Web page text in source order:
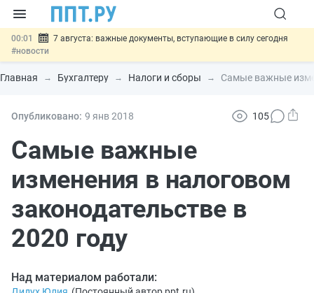
00:01
7 августа: важные документы, вступающие в силу сегодня
#новости
06.08 Минпромторг предложил запретить смешанные лоты
электроники в госзакупках #новости
06.08 Возврат денег за риелторские услуги при недействительных
06.08
банковской гарантией
#новости
Главная Бухгалтеру Налоги и сборы Самые важные
Опубликовано: 9 янв2018 105
Самые важные
изменения в налоговом
законодательстве в
2020 году
Над материалом работали: